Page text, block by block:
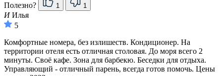
Полезно? 1 1
ИИлья
5
Комфортные номера, без излишеств. Кондиционер. На
территории отеля есть отличная столовая. До моря всего 2
минуты. Своё кафе. Зона для барбекю. Беседки для отдыха.
Управляющий - отличный парень, всегда готов помочь. Цены